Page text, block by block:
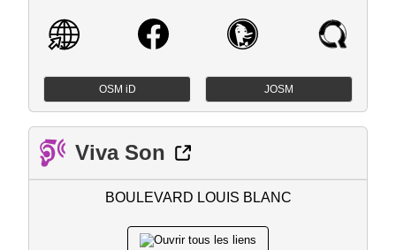
OSM iD JOSM
Viva Son
BOULEVARD LOUIS BLANC